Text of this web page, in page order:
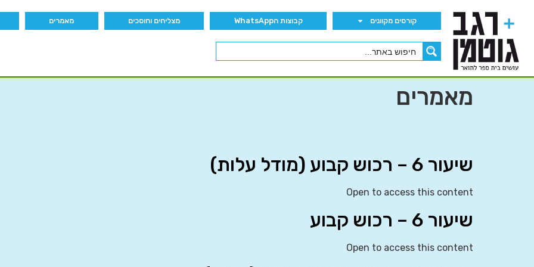
קורסים מקוונים קבוצות הWhatsApp מצליחים וחוסכים מאמרים
מאמרים
שיעור 6 – רכוש קבוע (מודל עלות)
Open to access this content
שיעור 6 – רכוש קבוע
Open to access this content